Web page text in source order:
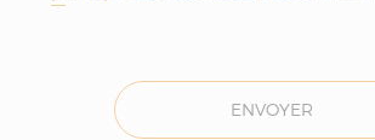
ENVOYER